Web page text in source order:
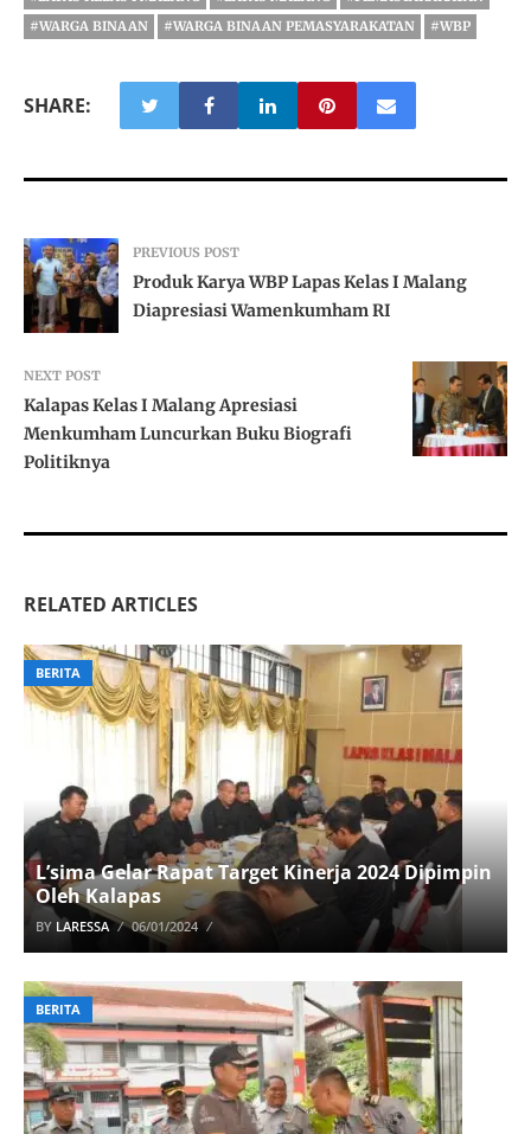
#WARGA BINAAN
#WARGA BINAAN PEMASYARAKATAN #WBP
SHARE:
PREVIOUS POST
Produk Karya WBP Lapas Kelas I Malang
Diapresiasi Wamenkumham RI
NEXT POST
Kalapas Kelas I Malang Apresiasi
Menkumham Luncurkan Buku Biografi
Politiknya
RELATED ARTICLES
BERITA
L’sima Gelar Rapat Target Kinerja 2024 Dipimpin
Oleh Kalapas
BY LARESSA 06/01/2024
BERITA